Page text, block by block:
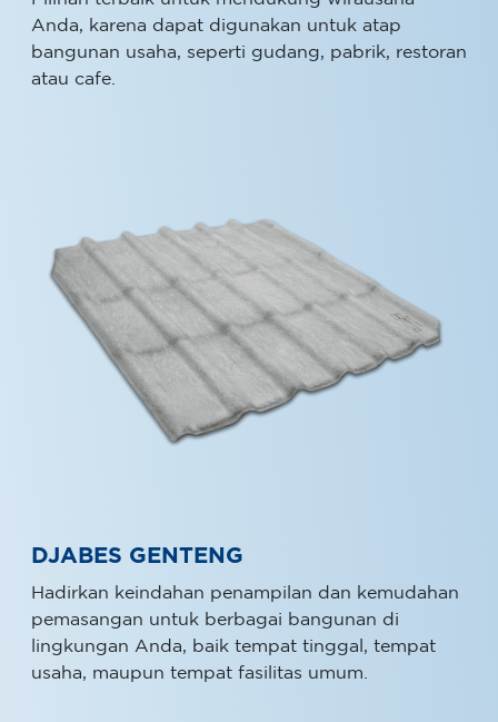
Anda, karena dapat digunakan untuk atap
bangunan usaha, seperti gudang, pabrik, restoran
atau cafe.
DJABES GENTENG
Hadirkan keindahan penampilan dan kemudahan
pemasangan untuk berbagai bangunan di
lingkungan Anda, baik tempat tinggal, tempat
usaha, maupun tempat fasilitas umum.